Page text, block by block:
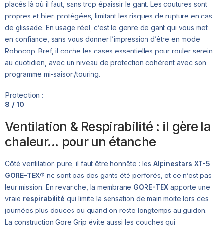
placés là où il faut, sans trop épaissir le gant. Les coutures sont
propres et bien protégées, limitant les risques de rupture en cas
de glissade. En usage réel, c’est le genre de gant qui vous met
en confiance, sans vous donner l’impression d’être en mode
Robocop. Bref, il coche les cases essentielles pour rouler serein
au quotidien, avec un niveau de protection cohérent avec son
programme mi-saison/touring.
Protection :
8 / 10
Ventilation & Respirabilité : il gère la
chaleur… pour un étanche
Côté ventilation pure, il faut être honnête : les Alpinestars XT-5
GORE-TEX® ne sont pas des gants été perforés, et ce n’est pas
leur mission. En revanche, la membrane GORE-TEX apporte une
vraie respirabilité qui limite la sensation de main moite lors des
journées plus douces ou quand on reste longtemps au guidon.
La construction Gore Grip évite aussi les couches qui